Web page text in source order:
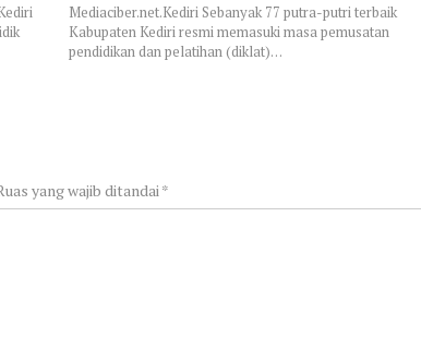
Mediaciber.net.Kediri Sebanyak 77 putra-putri terbaik
Kabupaten Kediri resmi memasuki masa pemusatan
pendidikan dan pelatihan (diklat)…
yang wajib ditandai *